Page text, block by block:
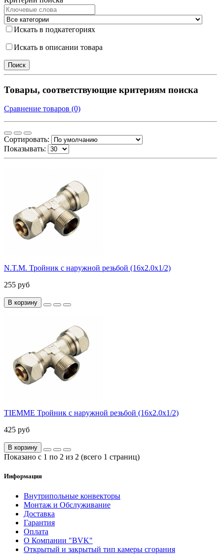
Искать в подкатегориях
Искать в описании товара
Товары, соответствующие критериям поиска
Сравнение товаров (0)
Сортировать:
Показывать:
N.T.M. Тройник с наружной резьбой (16х2.0х1/2)
255 руб
В корзину
TIEMME Тройник с наружной резьбой (16х2.0х1/2)
425 руб
В корзину
Показано с 1 по 2 из 2 (всего 1 страниц)
Информация
Внутрипольные конвекторы
Монтаж и Обслуживание
Доставка
Гарантия
Оплата
О Компании "BVK"
Открытый и закрытый тип камеры сгорания